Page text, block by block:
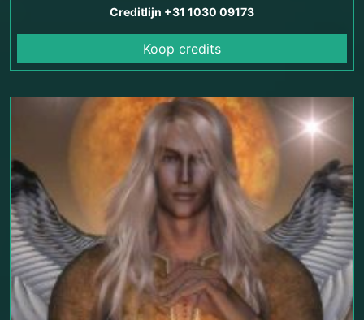
Creditlijn +31 1030 09173
Koop credits